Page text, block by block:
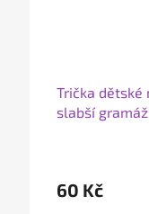
Trička dětské
slabší gramáž
60 Kč